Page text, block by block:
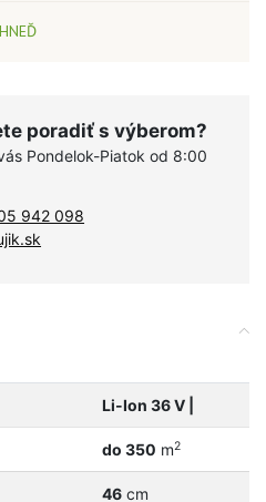
poradiť s výberom?
Pondelok-Piatok od 8:00
942 098
Li-Ion 36 V |
do 350 m2
46cm